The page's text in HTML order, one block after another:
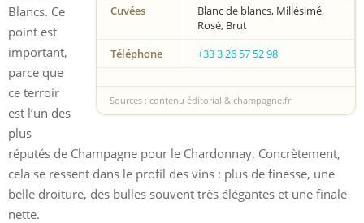
Cuvées
Blanc de blancs, Millésimé,
Rosé, Brut
Téléphone
+33 3 26 57 52 98
Sources : contenu éditorial & champagne.fr
Blancs. Ce
point est
important,
parce que
ce terroir
est l’un des
plus
réputés de Champagne pour le Chardonnay. Concrètement,
cela se ressent dans le profil des vins : plus de finesse, une
belle droiture, des bulles souvent très élégantes et une finale
nette.